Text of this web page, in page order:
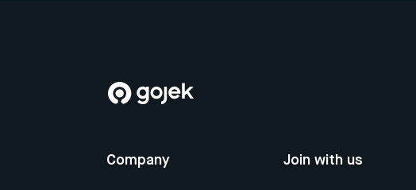
Company Join with us